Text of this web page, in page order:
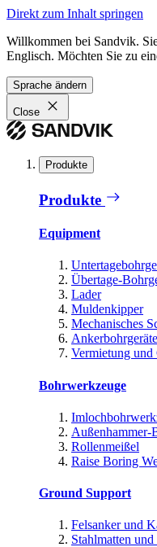
Direkt zum Inhalt springen
Willkommen bei Sandvik.
Englisch. Möchten Sie zu
Sprache ändern
Close
Produkte
Produkte
Equipment
Übertage-
Lader
Muldenkipper
Mechanisches
Ankerbohrgeräte
Vermietung und
Bohrwerkzeuge
Außenhammer-
Rollenmeißel
Raise Boring
Ground Support
Felsanker und
Stahlmatten